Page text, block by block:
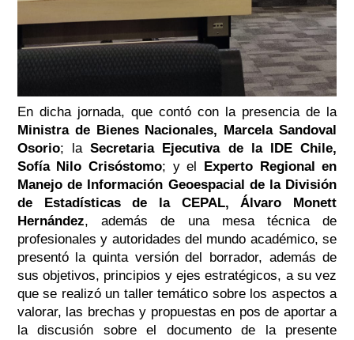
En dicha jornada, que contó con la presencia de la
Ministra de Bienes Nacionales, Marcela Sandoval
Osorio; laSecretaria Ejecutiva de la IDE Chile,
Sofía Nilo Crisóstomo; y el
Experto Regional en
Manejo de Información Geoespacial de la División
de Estadísticas de la CEPAL, Álvaro Monett
Hernández, además de
una mesa técnica de
profesionales y autoridades del mundo académico, se
presentó la quinta versión del borrador, además de
sus objetivos, principios y ejes estratégicos, a su vez
que se realizó un taller temático sobre los aspectos a
valorar, las brechas y propuestas en pos de aportar a
la discusión sobre el documento de la presente